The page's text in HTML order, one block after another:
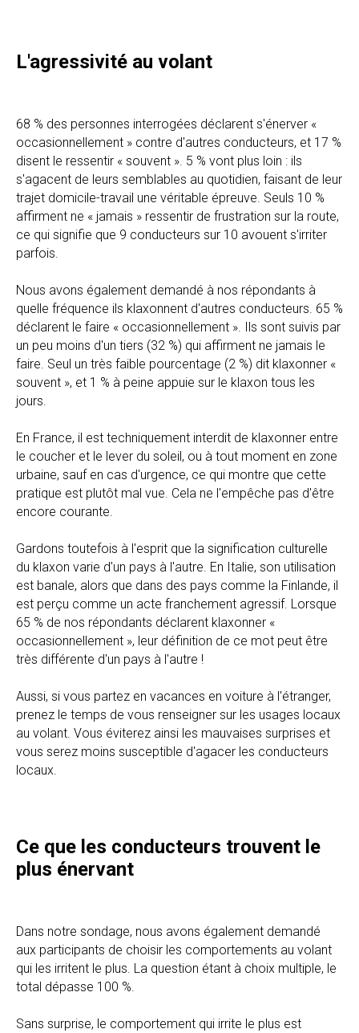
L'agressivité au volant
68 % des personnes interrogées déclarent s'énerver «
occasionnellement » contre d'autres conducteurs, et 17 %
disent le ressentir « souvent ». 5 % vont plus loin : ils
s'agacent de leurs semblables au quotidien, faisant de leur
trajet domicile-travail une véritable épreuve. Seuls 10 %
affirment ne « jamais » ressentir de frustration sur la route,
ce qui signifie que 9 conducteurs sur 10 avouent s'irriter
parfois.
Nous avons également demandé à nos répondants à
quelle fréquence ils klaxonnent d'autres conducteurs. 65 %
déclarent le faire « occasionnellement ». Ils sont suivis par
un peu moins d'un tiers (32 %) qui affirment ne jamais le
faire. Seul un très faible pourcentage (2 %) dit klaxonner «
souvent », et 1 % à peine appuie sur le klaxon tous les
jours.
En France, il est techniquement interdit de klaxonner entre
le coucher et le lever du soleil, ou à tout moment en zone
urbaine, sauf en cas d'urgence, ce qui montre que cette
pratique est plutôt mal vue. Cela ne l'empêche pas d'être
encore courante.
Gardons toutefois à l'esprit que la signification culturelle
du klaxon varie d'un pays à l'autre. En Italie, son utilisation
est banale, alors que dans des pays comme la Finlande, il
est perçu comme un acte franchement agressif. Lorsque
65 % de nos répondants déclarent klaxonner «
occasionnellement », leur définition de ce mot peut être
très différente d'un pays à l'autre !
Aussi, si vous partez en vacances en voiture à l'étranger,
prenez le temps de vous renseigner sur les usages locaux
au volant. Vous éviterez ainsi les mauvaises surprises et
vous serez moins susceptible d'agacer les conducteurs
locaux.
Ce que les conducteurs trouvent le
plus énervant
Dans notre sondage, nous avons également demandé
aux participants de choisir les comportements au volant
qui les irritent le plus. La question étant à choix multiple, le
total dépasse 100 %.
Sans surprise, le comportement qui irrite le plus est